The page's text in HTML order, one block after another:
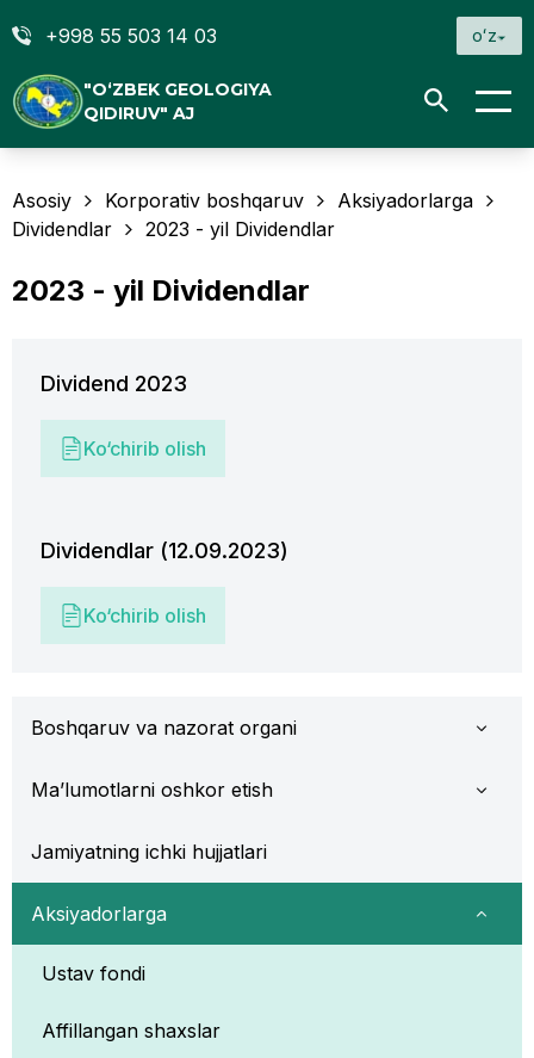
+998 55 503 14 03 oʻz
"O‘ZBEK GEOLOGIYA
QIDIRUV" AJ
Asosiy Korporativ boshqaruv
Aksiyadorlarga
Dividendlar
2023 - yil Dividendlar
2023 - yil Dividendlar
Dividend 2023
Ko‘chirib olish
Dividendlar (12.09.2023)
Ko‘chirib olish
Boshqaruv va nazorat organi
Ma’lumotlarni oshkor etish
Jamiyatning ichki hujjatlari
Aksiyadorlarga
Ustav fondi
Affillangan shaxslar